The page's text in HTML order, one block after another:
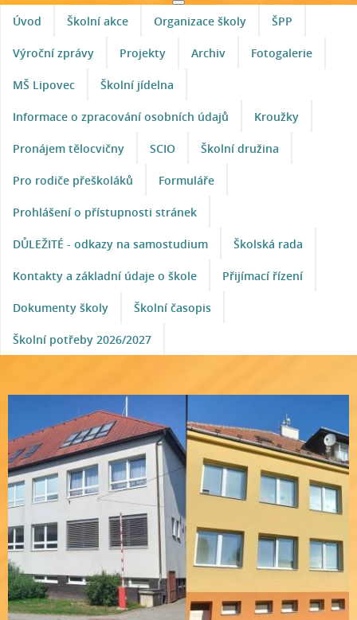
Úvod Školní akce Organizace školy ŠPP
Výroční zprávy Projekty Archiv Fotogalerie
MŠ Lipovec Školní jídelna
Informace o zpracování osobních údajů Kroužky
Pronájem tělocvičny SCIO Školní družina
Pro rodiče přeškoláků Formuláře
Prohlášení o přístupnosti stránek
DŮLEŽITÉ - odkazy na samostudium Školská rada
Kontakty a základní údaje o škole Přijímací řízení
Dokumenty školy Školní časopis
Školní potřeby 2026/2027